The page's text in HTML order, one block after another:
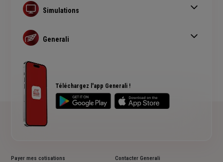
Téléchargez l'app Generali !
Assurance au kilomètre
Assurance remorque
Bonus-malus
Simulations
Devis assurance habitation
Simulation assurance de prêt immobilier
Generali
FAQ assurance auto
Avis Generali
Plan du site
Payer mes cotisations Contacter Generali